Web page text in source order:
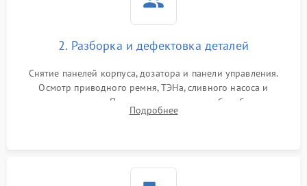
2. Разборка и дефектовка деталей
Снятие панелей корпуса, дозатора и панели управления.
Осмотр приводного ремня, ТЭНа, сливного насоса и
амортизаторов. Проверка подшипников барабана и
крестовины на износ, а манжеты люка на разрывы.
Подробнее